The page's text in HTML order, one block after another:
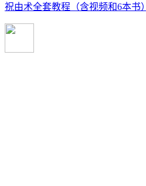
祝由术全套教程（含视频和6本书）